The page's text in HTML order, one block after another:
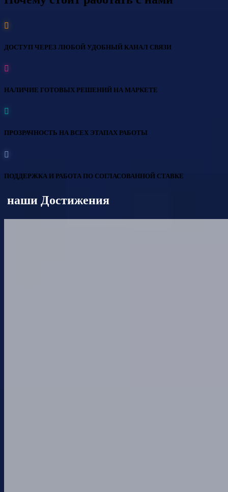
ДОСТУП ЧЕРЕЗ ЛЮБОЙ УДОБНЫЙ КАНАЛ СВЯЗИ
НАЛИЧИЕ ГОТОВЫХ РЕШЕНИЙ НА МАРКЕТЕ
ПРОЗРАЧНОСТЬ НА ВСЕХ ЭТАПАХ РАБОТЫ
ПОДДЕРЖКА И РАБОТА ПО СОГЛАСОВАННОЙ СТАВКЕ
наши Достижения